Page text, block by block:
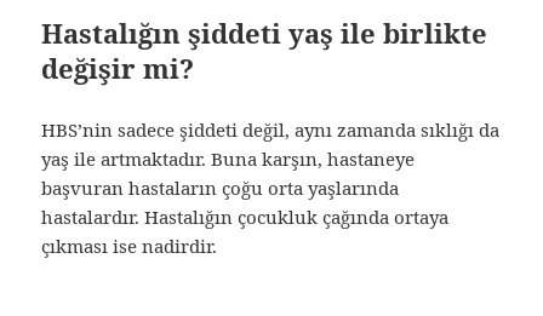
Hastalığın şiddeti yaş ile birlikte
değişir mi?
HBS’nin sadece şiddeti değil, aynı zamanda sıklığı da
yaş ile artmaktadır. Buna karşın, hastaneye
başvuran hastaların çoğu orta yaşlarında
hastalardır. Hastalığın çocukluk çağında ortaya
çıkması ise nadirdir.